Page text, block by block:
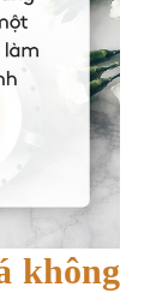
không